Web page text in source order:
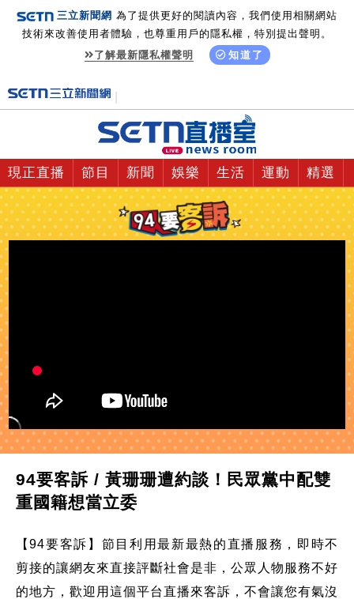
三立新聞網 為了提供更好的閱讀內容，我們使用相關網站
技術來改善使用者體驗，也尊重用戶的隱私權，特別提出聲明。
了解最新隱私權聲明
知道了
現正直播 節目 新聞 娛樂 生活 運動 精選
94要客訴 / 黃珊珊遭約談！民眾黨中配雙
重國籍想當立委
【94要客訴】節目利用最新最熱的直播服務，即時不
剪接的讓網友來直接評斷社會是非，公眾人物服務不好
的地方，歡迎用這個平台直播來客訴，不會讓您有氣沒